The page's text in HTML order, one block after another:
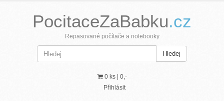
PocitaceZaBabku.cz
Repasované počítače a notebooky
Hledej
0 ks | 0,-
Přihlásit